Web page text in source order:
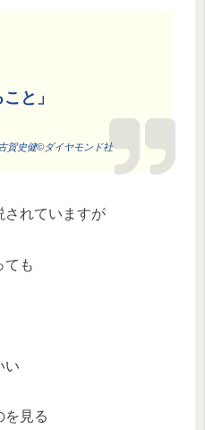
と」
賀史健©ダイヤモンド社
されていますが
ても
い
を見る